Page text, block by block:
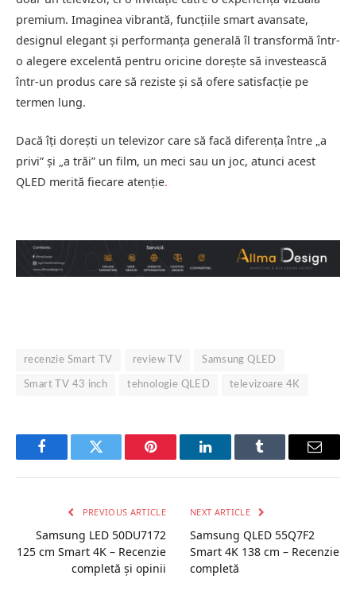
premium. Imaginea vibrantă, funcțiile smart avansate,
designul elegant și performanța generală îl transformă într-
o alegere excelentă pentru oricine dorește să investească
într-un produs care să reziste și să ofere satisfacție pe
termen lung.
Dacă îți dorești un televizor care să facă diferența între „a
privi” și „a trăi” un film, un meci sau un joc, atunci acest
QLED merită fiecare atenție.
recenzie Smart TV review TV Samsung QLED
Smart TV 43 inch tehnologie QLED televizoare 4K
FacebookTwitter Pinterest LinkedInTumblr Email
PREVIOUS ARTICLE
Samsung LED 50DU7172
125 cm Smart 4K – Recenzie
completă și opinii
NEXT ARTICLE
Samsung QLED 55Q7F2
Smart 4K 138 cm – Recenzie
completă